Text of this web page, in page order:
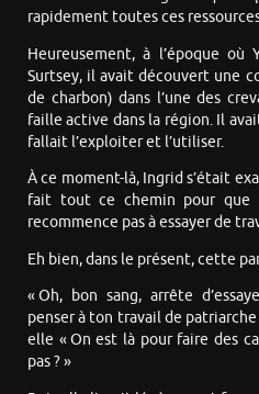
rapidement toutes ces
Heureusement, à l’époque
Surtsey, il avait découvert une
de charbon) dans l’une des
faille active dans la région. Il
fallait l’exploiter et l’utiliser.
À ce moment-là, Ingrid s’était
fait tout ce chemin pour que
recommence pas à essayer de
Eh bien, dans le présent, cette
« Oh, bon sang, arrête
penser à ton travail de patriarche
elle « On est là pour faire des
pas ? »